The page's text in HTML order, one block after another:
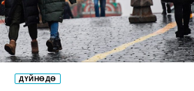
ДҮЙНӨДӨ